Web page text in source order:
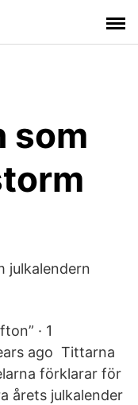
som
julkalendern
· 1
ago Tittarna
förklarar för
årets julkalender